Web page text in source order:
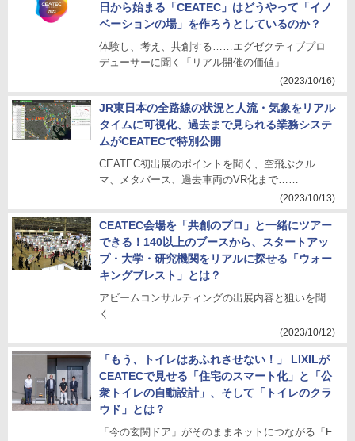
日から始まる「CEATEC」はどうやって「イノ
ベーションの場」を作ろうとしているのか？
体験し、考え、共創する……エグゼクティブプロ
デューサーに聞く「リアル開催の価値」
(2023/10/16)
JR東日本の全路線の状況と人流・気象をリアル
タイムに可視化、過去まで見られる業務システ
ムがCEATECで特別公開
CEATEC初出展のポイントを聞く、空飛ぶクル
マ、メタバース、過去車両のVR化まで……
(2023/10/13)
CEATEC会場を「共創のプロ」と一緒にツアー
できる！140以上のブースから、スタートアッ
プ・大学・研究機関をリアルに探せる「ウォー
キングブレスト」とは？
アビームコンサルティングの出展内容と狙いを聞
く
(2023/10/12)
「もう、トイレはあふれさせない！」 LIXILが
CEATECで見せる「住宅のスマート化」と「公
衆トイレの自動設計」、そして「トイレのクラ
ウド」とは？
「今の玄関ドア」がそのままネットにつながる「F